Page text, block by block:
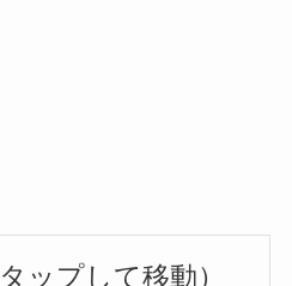
ップして移動）